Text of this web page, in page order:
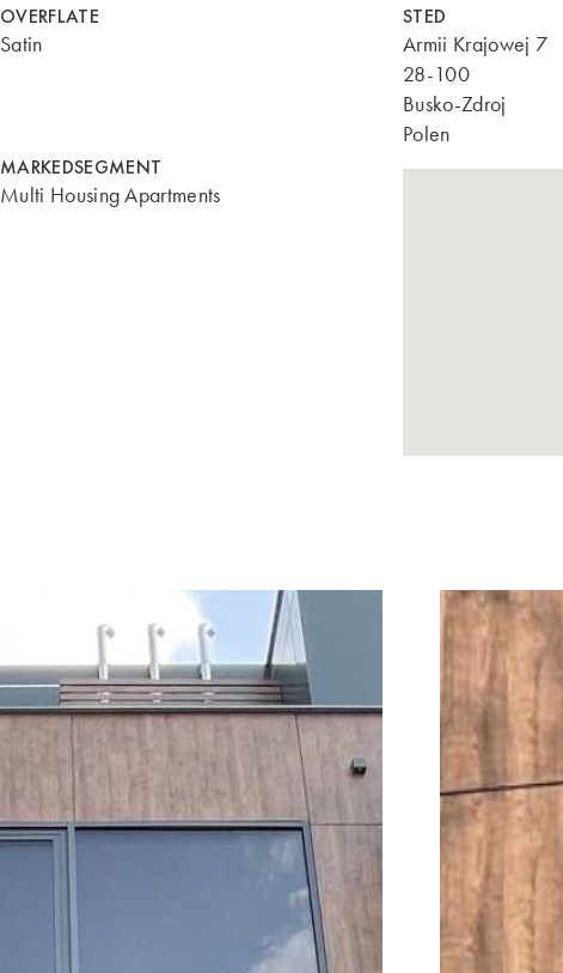
OVERFLATE
Satin
MARKEDSEGMENT
Multi Housing Apartments
STED
Armii Krajowej 7
28-100
Busko-Zdroj
Polen